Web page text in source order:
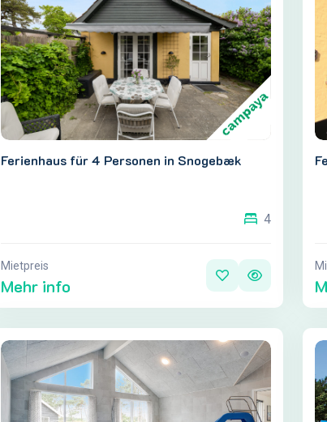
Ferienhaus für 4 Personen in Snogebæk
4
Mietpreis
Mehr info